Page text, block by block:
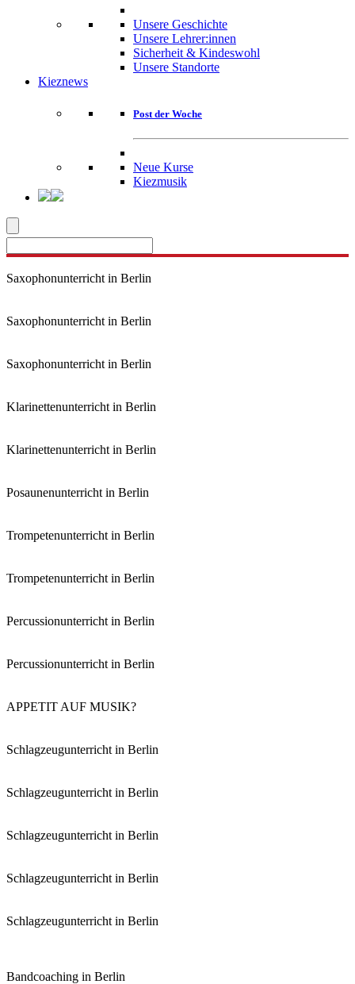
Unsere Geschichte
Unsere Lehrer:innen
Sicherheit & Kindeswohl
Unsere Standorte
Kieznews
Post der Woche
Neue Kurse
Kiezmusik
Saxophonunterricht in Berlin
Saxophonunterricht in Berlin
Saxophonunterricht in Berlin
Klarinettenunterricht in Berlin
Klarinettenunterricht in Berlin
Posaunenunterricht in Berlin
Trompetenunterricht in Berlin
Trompetenunterricht in Berlin
Percussionunterricht in Berlin
Percussionunterricht in Berlin
APPETIT AUF MUSIK?
Schlagzeugunterricht in Berlin
Schlagzeugunterricht in Berlin
Schlagzeugunterricht in Berlin
Schlagzeugunterricht in Berlin
Schlagzeugunterricht in Berlin
Bandcoaching in Berlin